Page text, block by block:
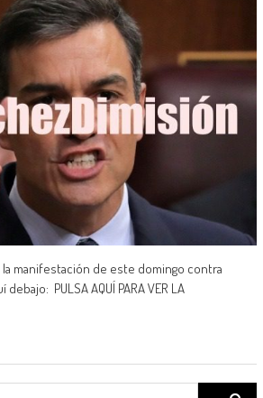
manifestación de este domingo contra
PULSA AQUÍ PARA VER LA
Search